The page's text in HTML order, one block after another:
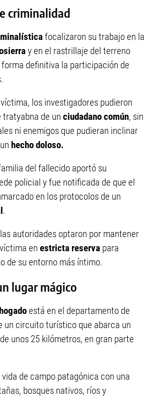
criminalidad
focalizaron su trabajo en la
y en el rastrillaje del terreno
definitiva la participación de
los investigadores pudieron
de un ciudadano común, sin
ni enemigos que pudieran inclinar
hecho doloso.
del fallecido aportó su
policial y fue notificada de que el
en los protocolos de un
.
autoridades optaron por mantener
en estricta reserva para
de su entorno más íntimo.
lugar mágico
está en el departamento de
un circuito turístico que abarca un
unos 25 kilómetros, en gran parte
de campo patagónica con una
bosques nativos, ríos y